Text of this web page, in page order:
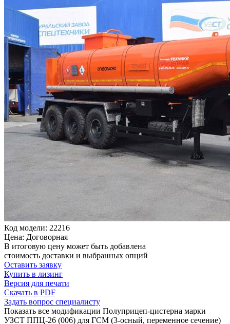
Код модели: 22216
Цена: Договорная
В итоговую цену может быть добавлена
стоимость доставки и выбранных опций
Оставить заявку
Купить в лизинг
Версия для печати
Скачать в PDF
Задать вопрос специалисту
Показать все модификации Полуприцеп-цистерна марки
УЗСТ ППЦ-26 (006) для ГСМ (3-осный, переменное сечение)